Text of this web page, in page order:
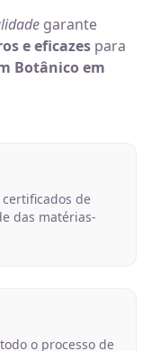
garante
e eficazes para
Botânico em
de
das matérias-
o processo de